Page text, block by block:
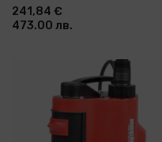
л/мин
241,84 €
473.00 лв.